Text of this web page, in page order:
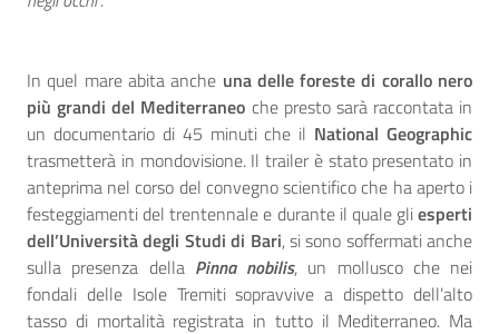
In quel mare abita anche una delle foreste di corallo nero
più grandi del Mediterraneo che presto sarà raccontata in
un documentario di 45 minuti che il National Geographic
trasmetterà in mondovisione. Il trailer è stato presentato in
anteprima nel corso del convegno scientifico che ha aperto i
festeggiamenti del trentennale e durante il quale gliesperti
dell’Università degli Studi di Bari, si sono soffermati anche
sulla presenza della Pinna nobilis, un mollusco che nei
fondali delle Isole Tremiti sopravvive a dispetto dell’alto
tasso di mortalità registrata in tutto il Mediterraneo. Ma